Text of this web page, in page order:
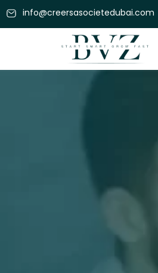
info@creersasocietedubai.com